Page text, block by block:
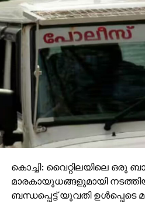
ഒരാഴ്ച്ചക്കിടെ രണ്ട്
അന്റോണിയോ ഗ്രീസ്മാന്‍
അത്‌ലറ്റികോ
പോലും തലയില്‍ കൈവെച്ചു-
ഫുട്‌ബോള്‍ ലോകം
ഗോള്‍ വേട്ട കാണാന്‍
പതിമൂന്നായിരിക്കുന്നു. 2005 ല്‍
ബാര്‍സയിലെത്തി
നേടി തുടങ്ങിയ ജീവിതം.
അര്‍ജന്റീനയുടെ ദേശീയ
ക്രൊയേഷ്യക്കെതിരെ ഗോള്‍
ശേഷം ബാര്‍സക്കായും
നേടിയ ഗോളുകള്‍ക്ക്
കൊച്ചി: വൈറ്റിലയിലെ ഒരു
മാരകായുധങ്ങളുമായി
ബന്ധപ്പെട്ട് യുവതി ഉള്‍പ്പെടെ